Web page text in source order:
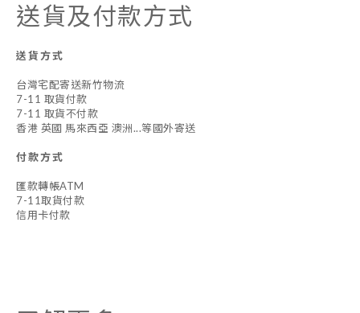
送貨及付款方式
送貨方式
台灣宅配寄送新竹物流
7-11 取貨付款
7-11 取貨不付款
香港 英國 馬來西亞 澳洲...等國外寄送
付款方式
匯款轉帳ATM
7-11取貨付款
信用卡付款